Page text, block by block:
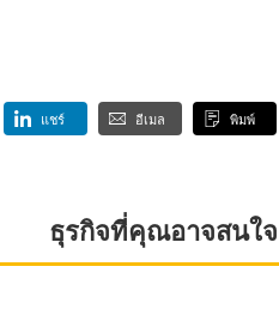
แชร์ อีเมล พิมพ์
ธุรกิจที่คุณอาจสนใจ